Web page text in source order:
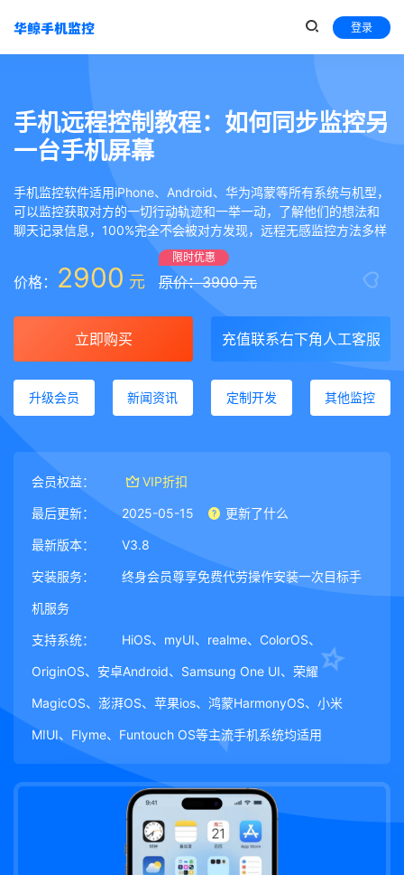
登录
手机远程控制教程：如何同步监控另
一台手机屏幕
手机监控软件适用iPhone、Android、华为鸿蒙等所有系统与机型，
可以监控获取对方的一切行动轨迹和一举一动，了解他们的想法和
聊天记录信息，100%完全不会被对方发现，远程无感监控方法多样
价格： 2900 元
限时优惠
原价：3900 元
立即购买 充值联系右下角人工客服
升级会员 新闻资讯 定制开发 其他监控
会员权益： VIP折扣
最后更新： 2025-05-15 更新了什么
最新版本： V3.8
安装服务： 终身会员尊享免费代劳操作安装一次目标手
机服务
支持系统： HiOS、myUI、realme、ColorOS、
OriginOS、安卓Android、Samsung One UI、荣耀
MagicOS、澎湃OS、苹果ios、鸿蒙HarmonyOS、小米
MIUI、Flyme、Funtouch OS等主流手机系统均适用